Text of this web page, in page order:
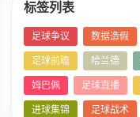
标签列表
足球争议 数据造假
足球前瞻 哈兰德
姆巴佩 足球直播
进球集锦 足球战术